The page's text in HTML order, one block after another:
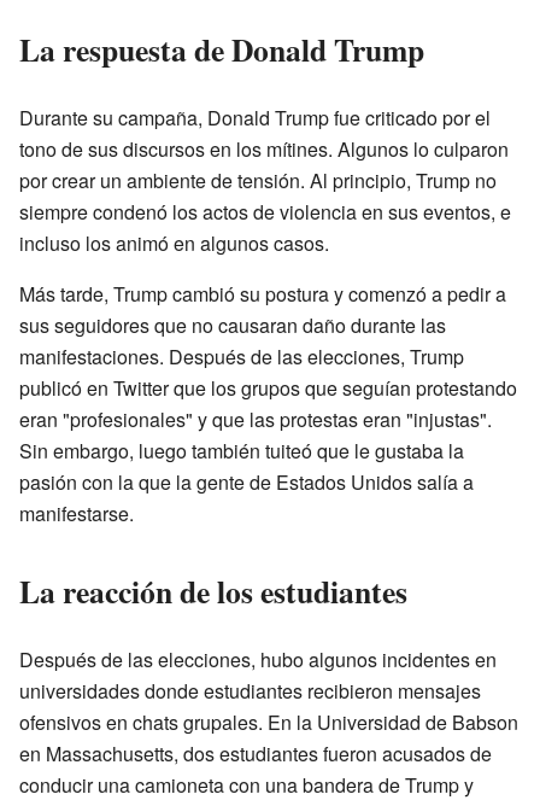
La respuesta de Donald Trump
Durante su campaña, Donald Trump fue criticado por el
tono de sus discursos en los mítines. Algunos lo culparon
por crear un ambiente de tensión. Al principio, Trump no
siempre condenó los actos de violencia en sus eventos, e
incluso los animó en algunos casos.
Más tarde, Trump cambió su postura y comenzó a pedir a
sus seguidores que no causaran daño durante las
manifestaciones. Después de las elecciones, Trump
publicó en Twitter que los grupos que seguían protestando
eran "profesionales" y que las protestas eran "injustas".
Sin embargo, luego también tuiteó que le gustaba la
pasión con la que la gente de Estados Unidos salía a
manifestarse.
La reacción de los estudiantes
Después de las elecciones, hubo algunos incidentes en
universidades donde estudiantes recibieron mensajes
ofensivos en chats grupales. En la Universidad de Babson
en Massachusetts, dos estudiantes fueron acusados de
conducir una camioneta con una bandera de Trump y